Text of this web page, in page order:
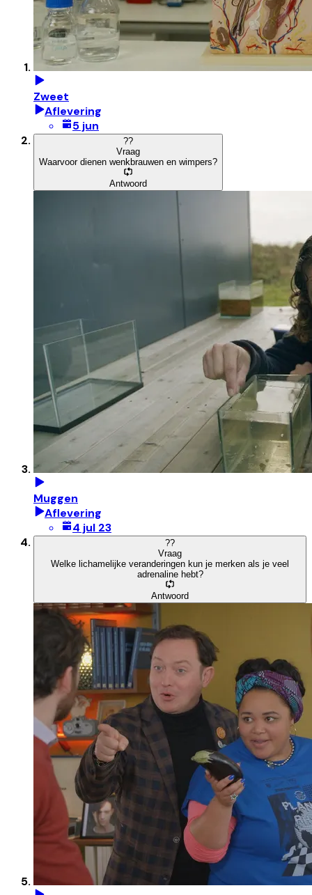
Zweet
Aflevering
5 jun
??
Vraag
Waarvoor dienen wenkbrauwen en wimpers?
Antwoord
Muggen
Aflevering
4 jul 23
??
Vraag
Welke lichamelijke veranderingen kun je merken als je veel
adrenaline hebt?
Antwoord